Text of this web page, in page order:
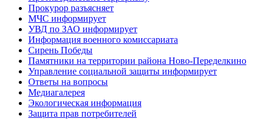
Прокурор разъясняет
МЧС информирует
УВД по ЗАО информирует
Информация военного комиссариата
Сирень Победы
Памятники на территории района Ново-Переделкино
Управление социальной защиты информирует
Ответы на вопросы
Медиагалерея
Экологическая информация
Защита прав потребителей